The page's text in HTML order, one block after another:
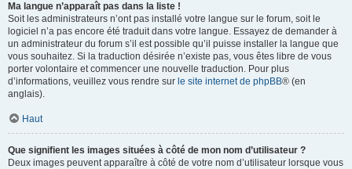
Ma langue n’apparaît pas dans la liste !
Soit les administrateurs n’ont pas installé votre langue sur le forum, soit le
logiciel n’a pas encore été traduit dans votre langue. Essayez de demander à
un administrateur du forum s’il est possible qu’il puisse installer la langue que
vous souhaitez. Si la traduction désirée n’existe pas, vous êtes libre de vous
porter volontaire et commencer une nouvelle traduction. Pour plus
d’informations, veuillez vous rendre sur le site internet de phpBB® (en
anglais).
Haut
Que signifient les images situées à côté de mon nom d’utilisateur ?
Deux images peuvent apparaître à côté de votre nom d’utilisateur lorsque vous